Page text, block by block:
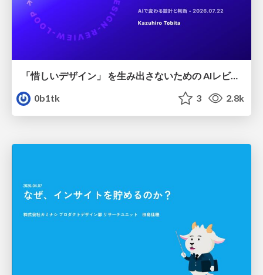
「惜しいデザイン」 を生み出さないための AIレビューループ
0b1tk
3 2.8k